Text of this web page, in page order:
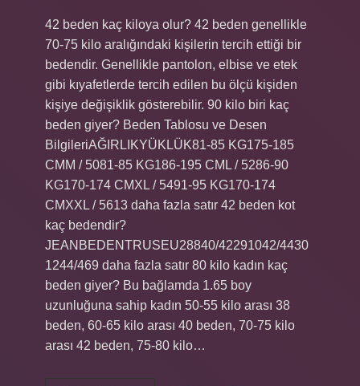
42 beden kaç kiloya olur? 42 beden genellikle
70-75 kilo aralığındaki kişilerin tercih ettiği bir
bedendir. Genellikle pantolon, elbise ve etek
gibi kıyafetlerde tercih edilen bu ölçü kişiden
kişiye değişiklik gösterebilir. 90 kilo biri kaç
beden giyer? Beden Tablosu ve Desen
BilgileriAĞIRLIKYÜKLÜK81-85 KG175-185
CMM / 5081-85 KG186-195 CML / 5286-90
KG170-174 CMXL / 5491-95 KG170-174
CMXXL / 5613 daha fazla satır 42 beden kot
kaç bedendir?
JEANBEDENTRUSEU28840/42291042/4430
1244/469 daha fazla satır 80 kilo kadın kaç
beden giyer? Bu bağlamda 1.65 boy
uzunluğuna sahip kadın 50-55 kilo arası 38
beden, 60-65 kilo arası 40 beden, 70-75 kilo
arası 42 beden, 75-80 kilo…